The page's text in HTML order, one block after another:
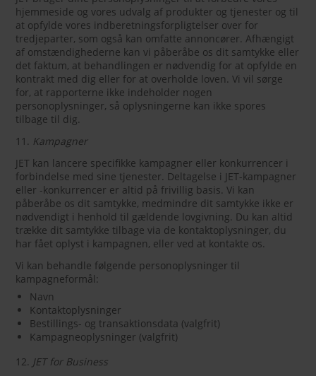
hjemmeside og vores udvalg af produkter og tjenester og til
at opfylde vores indberetningsforpligtelser over for
tredjeparter, som også kan omfatte annoncører. Afhængigt
af omstændighederne kan vi påberåbe os dit samtykke eller
det faktum, at behandlingen er nødvendig for at opfylde en
kontrakt med dig eller for at overholde loven. Vi vil sørge
for, at rapporterne ikke indeholder nogen
personoplysninger, så oplysningerne kan ikke spores
tilbage til dig.
11. Kampagner
JET kan lancere specifikke kampagner eller konkurrencer i
forbindelse med sine tjenester. Deltagelse i JET-kampagner
eller -konkurrencer er altid på frivillig basis. Vi kan
påberåbe os dit samtykke, medmindre dit samtykke ikke er
nødvendigt i henhold til gældende lovgivning. Du kan altid
trække dit samtykke tilbage via de kontaktoplysninger, du
har fået oplyst i kampagnen, eller ved at kontakte os.
Vi kan behandle følgende personoplysninger til
kampagneformål:
Navn
Kontaktoplysninger
Bestillings- og transaktionsdata (valgfrit)
Kampagneoplysninger (valgfrit)
12. JET for Business